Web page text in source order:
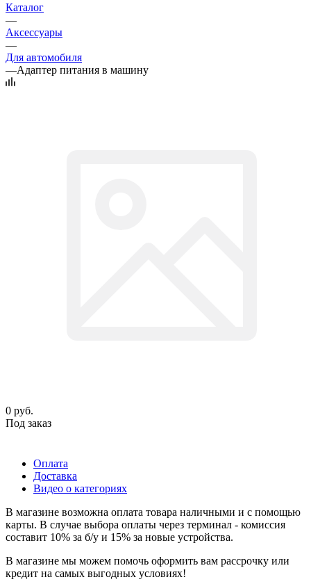
Каталог
—
Аксессуары
—
Для автомобиля
—Адаптер питания в машину
0 руб.
Под заказ
Оплата
Доставка
Видео о категориях
В магазине возможна оплата товара наличными и с помощью
карты. В случае выбора оплаты через терминал - комиссия
составит 10% за б/у и 15% за новые устройства.
В магазине мы можем помочь оформить вам рассрочку или
кредит на самых выгодных условиях!